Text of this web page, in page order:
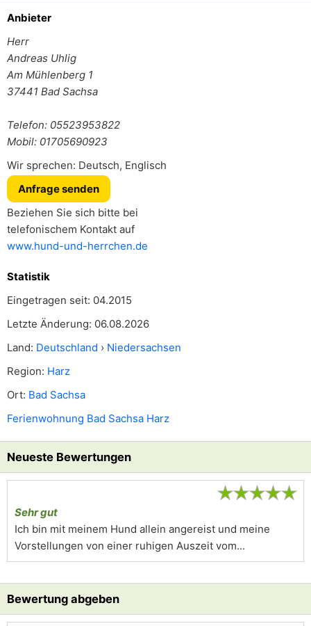
Anbieter
Herr
Andreas Uhlig
Am Mühlenberg 1
37441 Bad Sachsa
Telefon: 05523953822
Mobil: 01705690923
Wir sprechen: Deutsch, Englisch
Anfrage senden
Beziehen Sie sich bitte bei
telefonischem Kontakt auf
www.hund-und-herrchen.de
Statistik
Eingetragen seit: 04.2015
Letzte Änderung: 06.08.2026
Land: Deutschland › Niedersachsen
Region: Harz
Ort: Bad Sachsa
Ferienwohnung Bad Sachsa Harz
Neueste Bewertungen
★★★★★
Sehr gut
Ich bin mit meinem Hund allein angereist und meine
Vorstellungen von einer ruhigen Auszeit vom...
Bewertung abgeben